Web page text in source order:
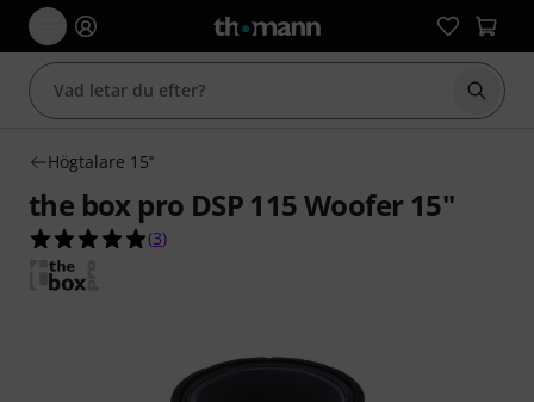
Börja
Högtalare 15’’
the box pro DSP 115 Woofer 15"
5.0 av 5 stjärnor från 3 kundbetyg
(3)